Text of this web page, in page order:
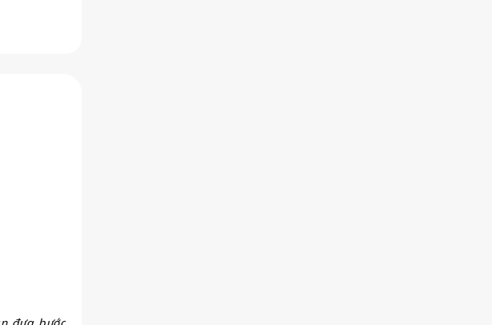
Vé Hospitality vòng 32 nhất bảng H và nhì